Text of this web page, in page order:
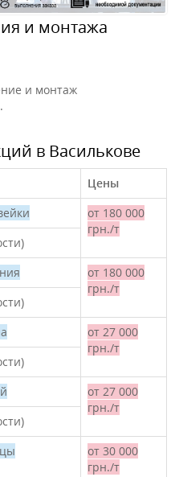
и монтажа
и монтаж
в Василькове
Цены
от 180 000
грн./т
от 180 000
грн./т
от 27 000
грн./т
от 27 000
грн./т
от 30 000
грн./т